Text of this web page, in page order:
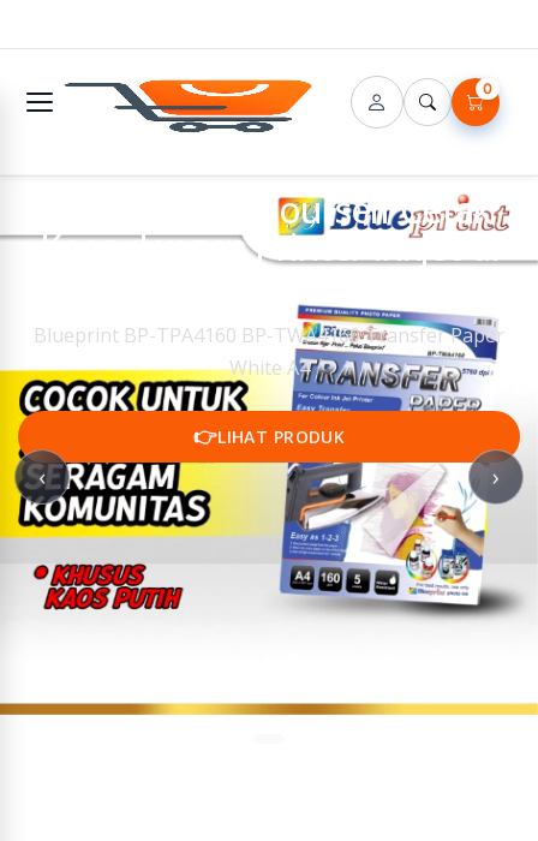
0
🔌 DIY - Do It Yourself Cetak
Kaos dengan Printer Inkjet di
Blueprint BP-TPA4160 BP-TWA4160 Transfer Paper
White A4
👉LIHAT PRODUK
‹ ›